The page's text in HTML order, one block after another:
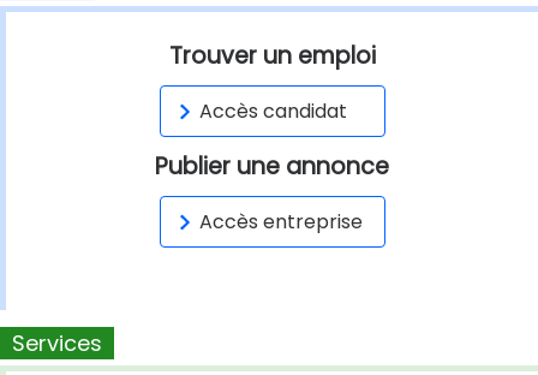
Trouver un emploi
Accès candidat
Publier une annonce
Accès entreprise
Services